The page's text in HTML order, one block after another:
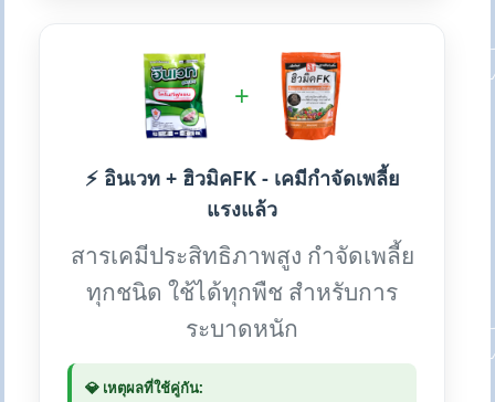
+
⚡ อินเวท + ฮิวมิคFK - เคมีกำจัดเพลี้ย
แรงแล้ว
สารเคมีประสิทธิภาพสูง กำจัดเพลี้ย
ทุกชนิด ใช้ได้ทุกพืช สำหรับการ
ระบาดหนัก
💎 เหตุผลที่ใช้คู่กัน: